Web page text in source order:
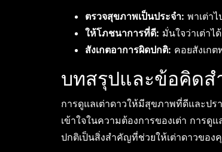
ตรวจสุขภาพเป็นประจำ: พาเต่า
ให้โภชนาการที่ดี: มั่นใจว่าเต่า
สังเกตอาการผิดปกติ: คอยสังเก
บทสรุปและข้อคิด
การดูแลเต่าดาวให้มีสุขภาพที่ดีและปร
เข้าใจในความต้องการของเต่า การ
ปกติเป็นสิ่งสำคัญที่ช่วยให้เต่าดาวขอ